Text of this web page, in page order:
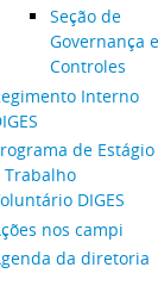
Seção de
Governança e
Controles
Interno
de Estágio
Trabalho
DIGES
nos campi
da diretoria